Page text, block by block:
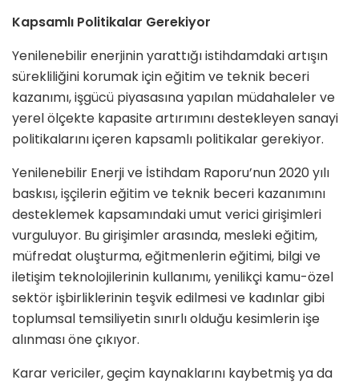
Kapsamlı Politikalar Gerekiyor
Yenilenebilir enerjinin yarattığı istihdamdaki artışın
sürekliliğini korumak için eğitim ve teknik beceri
kazanımı, işgücü piyasasına yapılan müdahaleler ve
yerel ölçekte kapasite artırımını destekleyen sanayi
politikalarını içeren kapsamlı politikalar gerekiyor.
Yenilenebilir Enerji ve İstihdam Raporu’nun 2020 yılı
baskısı, işçilerin eğitim ve teknik beceri kazanımını
desteklemek kapsamındaki umut verici girişimleri
vurguluyor. Bu girişimler arasında, mesleki eğitim,
müfredat oluşturma, eğitmenlerin eğitimi, bilgi ve
iletişim teknolojilerinin kullanımı, yenilikçi kamu-özel
sektör işbirliklerinin teşvik edilmesi ve kadınlar gibi
toplumsal temsiliyetin sınırlı olduğu kesimlerin işe
alınması öne çıkıyor.
Karar vericiler, geçim kaynaklarını kaybetmiş ya da